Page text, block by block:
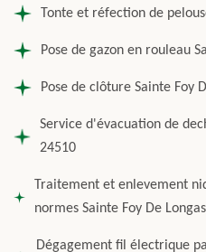
Tonte et réfection de
Pose de gazon en rouleau
Pose de clôture Sainte Foy
Service d'évacuation de
24510
Traitement et enlevement
normes Sainte Foy De
Dégagement fil électrique